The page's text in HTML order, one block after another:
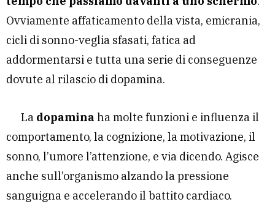
Ovviamente affaticamento della vista, emicrania,
cicli di sonno-veglia sfasati, fatica ad
addormentarsi e tutta una serie di conseguenze
dovute al rilascio di dopamina.
La dopamina ha molte funzioni e influenza il
comportamento, la cognizione, la motivazione, il
sonno, l’umore l’attenzione, e via dicendo. Agisce
anche sull’organismo alzando la pressione
sanguigna e accelerando il battito cardiaco.